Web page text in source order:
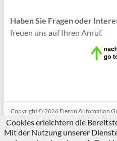
Haben Sie Fragen oder
freuen uns auf Ihren Anruf.
Copyright © 2026 Fieron Automation
Spaciousvon ThemeGrill.
Cookies erleichtern die
Mit der Nutzung unserer